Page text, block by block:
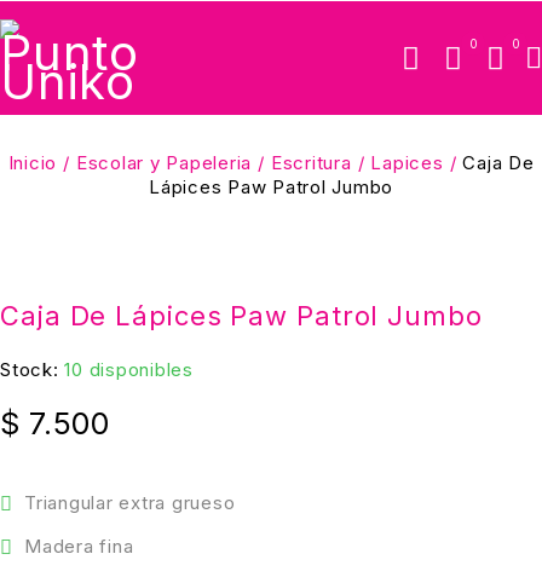
0 0
Inicio / Escolar y Papeleria / Escritura / Lapices / Caja De
Lápices Paw Patrol Jumbo
Caja De Lápices Paw Patrol Jumbo
Stock: 10 disponibles
Triangular extra grueso
Madera fina
$ 7.500